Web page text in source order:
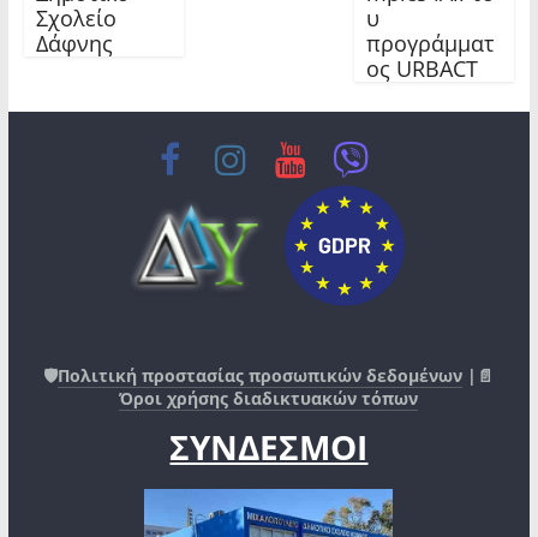
Σχολείο
Δάφνης
υ
προγράμματ
ος URBACT
🛡️Πολιτική προστασίας προσωπικών δεδομένων |📄
Όροι χρήσης διαδικτυακών τόπων
ΣΥΝΔΕΣΜΟΙ